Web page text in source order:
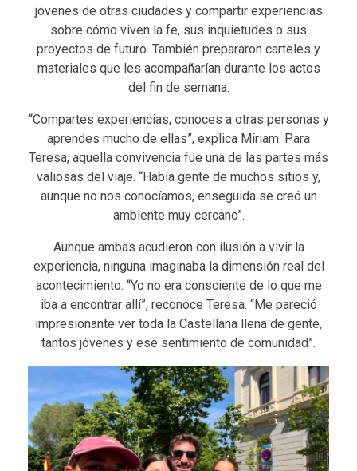
jóvenes de otras ciudades y compartir experiencias
sobre cómo viven la fe, sus inquietudes o sus
proyectos de futuro. También prepararon carteles y
materiales que les acompañarían durante los actos
del fin de semana.
“Compartes experiencias, conoces a otras personas y
aprendes mucho de ellas”, explica Miriam. Para
Teresa, aquella convivencia fue una de las partes más
valiosas del viaje. “Había gente de muchos sitios y,
aunque no nos conocíamos, enseguida se creó un
ambiente muy cercano”.
Aunque ambas acudieron con ilusión a vivir la
experiencia, ninguna imaginaba la dimensión real del
acontecimiento. “Yo no era consciente de lo que me
iba a encontrar allí”, reconoce Teresa. “Me pareció
impresionante ver toda la Castellana llena de gente,
tantos jóvenes y ese sentimiento de comunidad”.